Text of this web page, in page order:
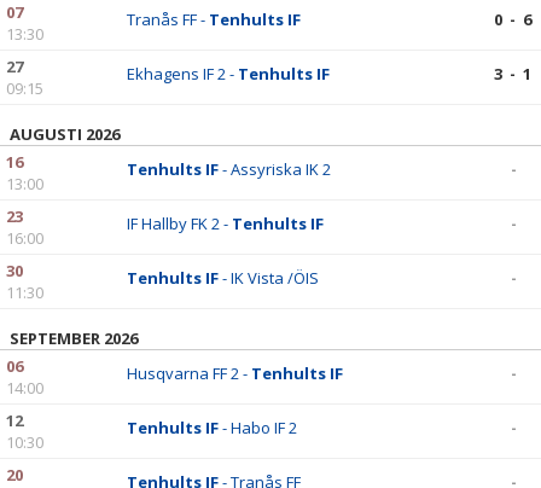
07
13:30
Tranås FF - Tenhults IF 0 - 6
27
09:15
Ekhagens IF 2 - Tenhults IF 3 - 1
AUGUSTI 2026
16
13:00
Tenhults IF- Assyriska IK 2 -
23
16:00
IF Hallby FK 2 - Tenhults IF -
30
11:30
Tenhults IF- IK Vista /ÖIS -
SEPTEMBER 2026
06
14:00
Husqvarna FF 2 - Tenhults IF -
12
10:30
Tenhults IF- Habo IF 2 -
20
Tenhults IF- Tranås FF -